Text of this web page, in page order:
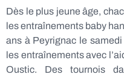
Dès le plus jeune âge,
les entraînements baby
ans à Peyrignac le
les entraînements avec
Oustic. Des tournois